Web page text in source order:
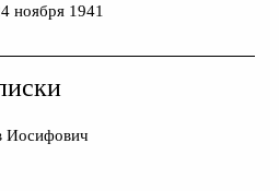
ноября 1941
Иосифович